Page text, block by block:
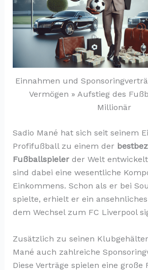
Einnahmen und
Vermögen » Aufstieg des
Millionär
Sadio Mané hat sich seit seinem
Profifußball zu einem der
Fußballspielerder Welt
sind dabei eine wesentliche
Einkommens. Schon als er bei
spielte, erhielt er ein
dem Wechsel zum FC Liverpool
Zusätzlich zu seinen
Mané auch zahlreiche
Diese Verträge spielen eine große